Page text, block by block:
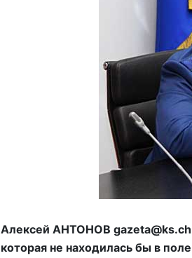
Алексей АНТОНОВ
которая не находилась бы в